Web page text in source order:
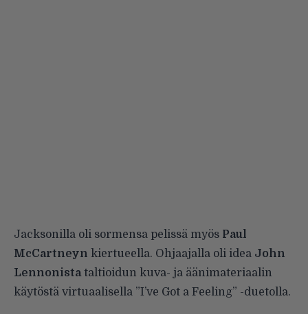
Jacksonilla oli sormensa pelissä myös Paul
McCartneyn kiertueella. Ohjaajalla oli idea John
Lennonistataltioidun kuva- ja äänimateriaalin
käytöstä virtuaalisella ”I’ve Got a Feeling” -duetolla.